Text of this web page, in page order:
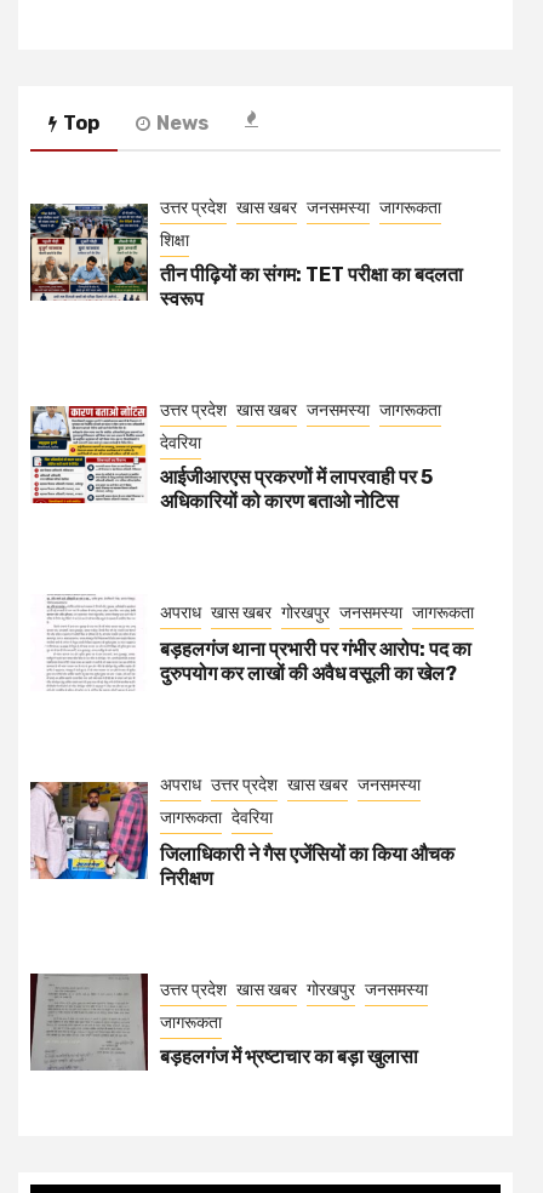
Top News
उत्तर प्रदेश खास खबर जनसमस्या जागरूकता
शिक्षा
तीन पीढ़ियों का संगम: TET परीक्षा का बदलता
स्वरूप
उत्तर प्रदेश खास खबर जनसमस्या जागरूकता
देवरिया
आईजीआरएस प्रकरणों में लापरवाही पर 5
अधिकारियों को कारण बताओ नोटिस
अपराध खास खबर गोरखपुर जनसमस्या जागरूकता
बड़हलगंज थाना प्रभारी पर गंभीर आरोप: पद का
दुरुपयोग कर लाखों की अवैध वसूली का खेल?
अपराध उत्तर प्रदेश खास खबर जनसमस्या
जागरूकता देवरिया
जिलाधिकारी ने गैस एजेंसियों का किया औचक
निरीक्षण
उत्तर प्रदेश खास खबर गोरखपुर जनसमस्या
जागरूकता
बड़हलगंज में भ्रष्टाचार का बड़ा खुलासा